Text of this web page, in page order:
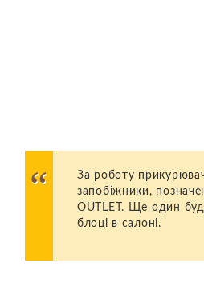
За роботу
запобіжники,
OUTLET. Ще один
блоці в салоні.